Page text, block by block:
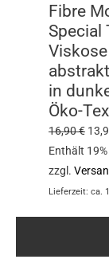
Fibre
Special
Viskose
in
Öko-
16,90€
Enthält
zzgl.
Lieferzeit: ca.